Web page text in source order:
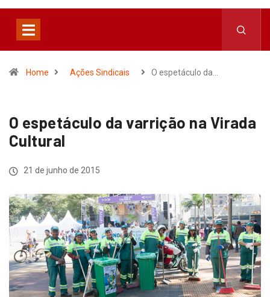
Home Ações Sindicais O espetáculo da…
O espetáculo da varrição na Virada
Cultural
21 de junho de 2015